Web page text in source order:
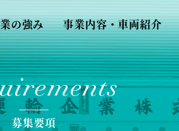
の強み 事業内容・車両紹介
募集要項